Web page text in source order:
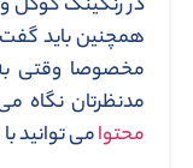
همچنین باید
مخصوصا وقتی به
مدنظرتان نگاه
محتوامی توانید